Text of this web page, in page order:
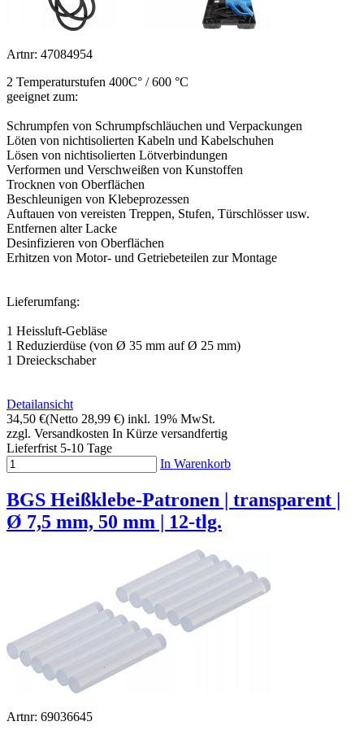
Artnr: 47084954
2 Temperaturstufen 400C° / 600 °C
geeignet zum:
Schrumpfen von Schrumpfschläuchen und Verpackungen
Löten von nichtisolierten Kabeln und Kabelschuhen
Lösen von nichtisolierten Lötverbindungen
Verformen und Verschweißen von Kunstoffen
Trocknen von Oberflächen
Beschleunigen von Klebeprozessen
Auftauen von vereisten Treppen, Stufen, Türschlösser usw.
Entfernen alter Lacke
Desinfizieren von Oberflächen
Erhitzen von Motor- und Getriebeteilen zur Montage
Lieferumfang:
1 Heissluft-Gebläse
1 Reduzierdüse (von Ø 35 mm auf Ø 25 mm)
1 Dreieckschaber
Detailansicht
34,50 €(Netto 28,99 €) inkl. 19% MwSt.
zzgl. Versandkosten In Kürze versandfertig
Lieferfrist 5-10 Tage
In Warenkorb
BGS Heißklebe-Patronen | transparent |
Ø 7,5 mm, 50 mm | 12-tlg.
Artnr: 69036645